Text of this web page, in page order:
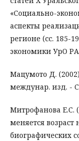
«Социально-
аспекты
регионе (сс. 185-
экономики УрО
Мацумото Д.
междунар. изд. -
Митрофанова Е.С.
меняется
биографических